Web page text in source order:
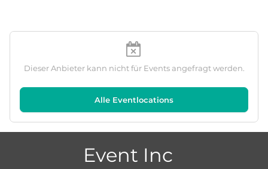
Dieser Anbieter kann nicht für Events angefragt werden.
Alle Eventlocations
Event Inc